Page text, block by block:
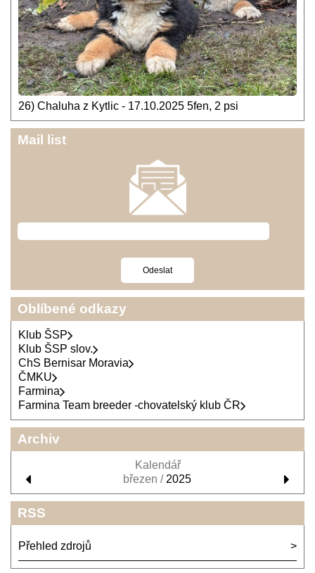
26) Chaluha z Kytlic - 17.10.2025 5fen, 2 psi
Mail list
Oblíbené odkazy
Klub ŠSP
Klub ŠSP slov.
ChS Bernisar Moravia
ČMKU
Farmina
Farmina Team breeder -chovatelský klub ČR
Archiv
Kalendář
březen / 2025
RSS
Přehled zdrojů